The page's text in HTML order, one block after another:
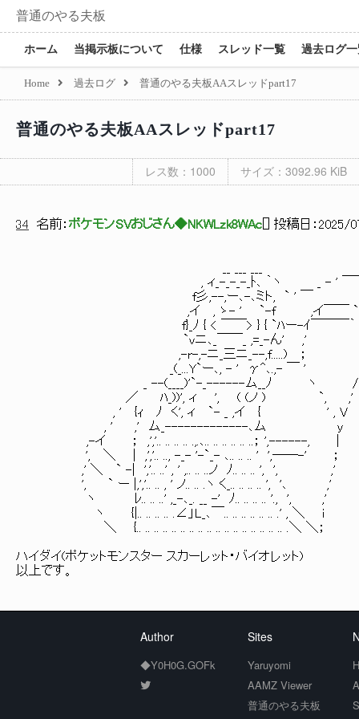
普通のやる夫板
ホーム 当掲示板について 仕様 スレッド一覧 過去ログ
Home 過去ログ 普通のやる夫板AAスレッドpart17
普通のやる夫板AAスレッドpart17
レス数：1000 サイズ：3092.96 KiB
34 名前： ポケモンSVおじさん◆NKWLzk8WAc ] 投稿日： 2025/
, ィ_-_-_-_ﾄ､ ｀ヽ _ - ' ￣￣
f彡,--,ー､-､ミト, ` ' ￣
,イ , ゝ- ' `-f ,イ￣￣ `～､
f}_ﾉ { < ￣￣> } { `ﾊー-ｲ￣￣￣｀
`vニ､_￣￣_ ,=_-ん' ,'
,-r-,-ニ_三ニ_--,f.....) ；
_(_...Y`ー､, - ' γ^､.,- ￣ ' ,
_ --(____)'`-_------ム__ﾉ ヽ /
／ ﾊ_))', ィ ', ( (ノ ) `, ,'
, ' {ｨ ﾉ く', ィ `- _ ,イ { ' , V
, ' ,' ム_-------------､ム y
,-イ ； ,','.. .. .. .. .,.､.. .. .. .. .. ..； ',------, |
', ＼ | ,','.. .., -_- '-`_- ､.. .. .. ' ',――-' ；
,' ＼ ` -| ','.. ..' , ' ,.. .. ..ノ ﾉ.. .. .. ', ', ,'
', ` ー |,','.. .. , ' ノ.. .. .ヽ く_.. .. .. .. ', '､ ,'
ヽ ﾚ.. .. ..' ,_-､_. __ -' ﾉ.. .. .. .. '., ', ,'
ヽ {|.. .. .. .. .∠」L_､￣.. .. .. .. .. .. .' , ＼ i
＼ {.. .. .. .. .. .. .. .. .. .. .. .. .. .. .. .. .. .＼ ＼；
ハイダイ(ポケットモンスター スカーレット・バイオレット)
以上です。
Author
◆Y0H0G.GOFk
Sites
Yaruyomi
AAMZ Viewer
普通のやる夫板